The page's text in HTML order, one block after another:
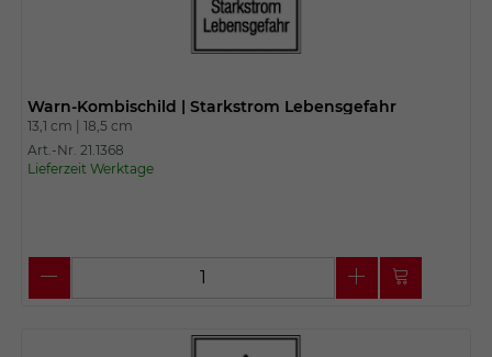
Warn-Kombischild | Starkstrom Lebensgefahr
13,1 cm | 18,5 cm
Art.-Nr. 21.1368
Lieferzeit Werktage